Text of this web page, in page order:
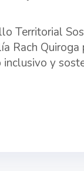
Territorial
Rach
y